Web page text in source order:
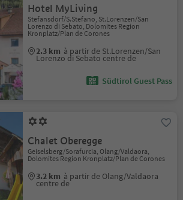
Hotel MyLiving
Stefansdorf/S.Stefano, St.Lorenzen/San
Lorenzo di Sebato, Dolomites Region
Kronplatz/Plan de Corones
2.3 km à partir de St.Lorenzen/San
Lorenzo di Sebato centre de
Südtirol Guest Pass
Chalet Oberegge
Geiselsberg/Sorafurcia, Olang/Valdaora,
Dolomites Region Kronplatz/Plan de Corones
3.2 km à partir de Olang/Valdaora
centre de